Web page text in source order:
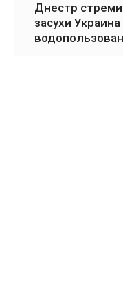
Днестр
засухи